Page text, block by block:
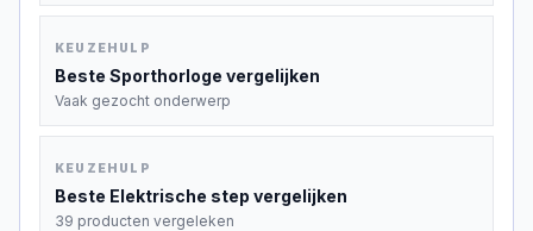
KEUZEHULP
Beste Sporthorloge vergelijken
Vaak gezocht onderwerp
KEUZEHULP
Beste Elektrische step vergelijken
39 producten vergeleken